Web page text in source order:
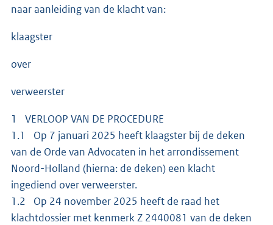
naar aanleiding van de klacht van:
klaagster
over
verweerster
1 VERLOOP VAN DE PROCEDURE
1.1 Op 7 januari 2025 heeft klaagster bij de deken
van de Orde van Advocaten in het arrondissement
Noord-Holland (hierna: de deken) een klacht
ingediend over verweerster.
1.2 Op 24 november 2025 heeft de raad het
klachtdossier met kenmerk Z 2440081 van de deken